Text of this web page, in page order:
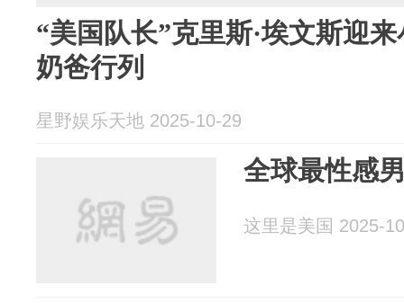
“美国队长”克里斯·埃文斯迎
奶爸行列
星野娱乐天地 2025-10-29
全球最性感
这里是美国 2025-